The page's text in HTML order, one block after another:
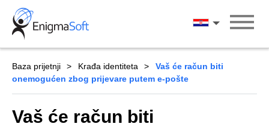
Skip
content
Hrvatski
Baza prijetnji Krađa identiteta
Vaš će račun biti
onemogućen zbog prijevare putem e-pošte
Vaš će račun biti